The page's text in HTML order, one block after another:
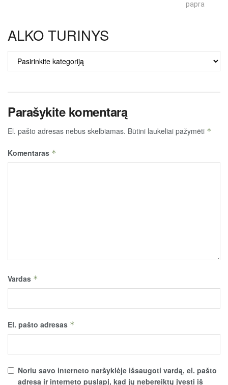
ALKO TURINYS
ALKO
TURINYS
Parašykite komentarą
El. pašto adresas nebus skelbiamas. Būtini laukeliai pažymėti *
Komentaras *
Vardas *
El. pašto adresas *
Noriu savo interneto naršyklėje išsaugoti vardą, el. pašto
adresą ir interneto puslapį, kad jų nebereiktų įvesti iš